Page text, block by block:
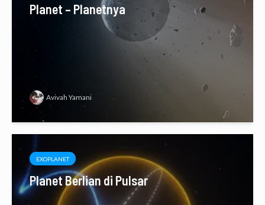
Planet – Planetnya
Avivah Yamani
EXOPLANET
Planet Berlian di Pulsar